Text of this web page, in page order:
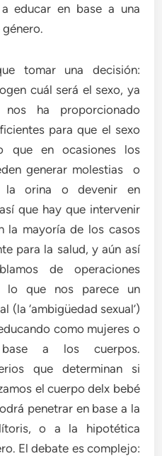
educar en base a una
tomar una decisión:
cuál será el sexo, ya
ha proporcionado
para que el sexo
que en ocasiones los
generar molestias o
la orina o devenir en
que hay que intervenir
la mayoría de los casos
para la salud, y aún así
de operaciones
lo que nos parece un
(la ‘ambigüedad sexual’)
como mujeres o
a los cuerpos.
que determinan si
el cuerpo delx bebé
penetrar en base a la
o a la hipotética
El debate es complejo: